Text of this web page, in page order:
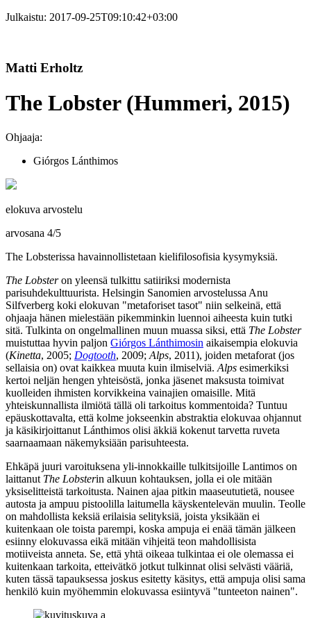
Julkaistu: 2017-09-25T09:10:42+03:00
Matti Erholtz
The Lobster (Hummeri, 2015)
Ohjaaja:
Giórgos Lánthimos
elokuva arvostelu
arvosana 4/5
The Lobsterissa havainnollistetaan kielifilosofisia kysymyksiä.
The Lobsteron yleensä tulkittu satiiriksi modernista
parisuhdekulttuurista. Helsingin Sanomien arvostelussa Anu
Silfverberg koki elokuvan "metaforiset tasot" niin selkeinä, että
ohjaaja hänen mielestään pikemminkin luennoi aiheesta kuin tutki
sitä. Tulkinta on ongelmallinen muun muassa siksi, että The Lobster
muistuttaa hyvin paljon Giórgos Lánthimosin aikaisempia elokuvia
(Kinetta, 2005; Dogtooth, 2009; Alps, 2011), joiden metaforat (jos
sellaisia on) ovat kaikkea muuta kuin ilmiselviä. Alps esimerkiksi
kertoi neljän hengen yhteisöstä, jonka jäsenet maksusta toimivat
kuolleiden ihmisten korvikkeina vainajien omaisille. Mitä
yhteiskunnallista ilmiötä tällä oli tarkoitus kommentoida? Tuntuu
epäuskottavalta, että kolme jokseenkin abstraktia elokuvaa ohjannut
ja käsikirjoittanut Lánthimos olisi äkkiä kokenut tarvetta ruveta
saarnaamaan näkemyksiään parisuhteesta.
Ehkäpä juuri varoituksena yli‑innokkaille tulkitsijoille Lantimos on
laittanut The Lobsterin alkuun kohtauksen, jolla ei ole mitään
yksiselitteistä tarkoitusta. Nainen ajaa pitkin maaseututietä, nousee
autosta ja ampuu pistoolilla laitumella käyskentelevän muulin. Teolle
on mahdollista keksiä erilaisia selityksiä, joista yksikään ei
kuitenkaan ole toista parempi, koska ampuja ei enää tämän jälkeen
esiinny elokuvassa eikä mitään vihjeitä teon mahdollisista
motiiveista anneta. Se, että yhtä oikeaa tulkintaa ei ole olemassa ei
kuitenkaan tarkoita, etteivätkö jotkut tulkinnat olisi selvästi vääriä,
kuten tässä tapauksessa joskus esitetty käsitys, että ampuja olisi sama
henkilö kuin myöhemmin elokuvassa esiintyvä "tunteeton nainen".